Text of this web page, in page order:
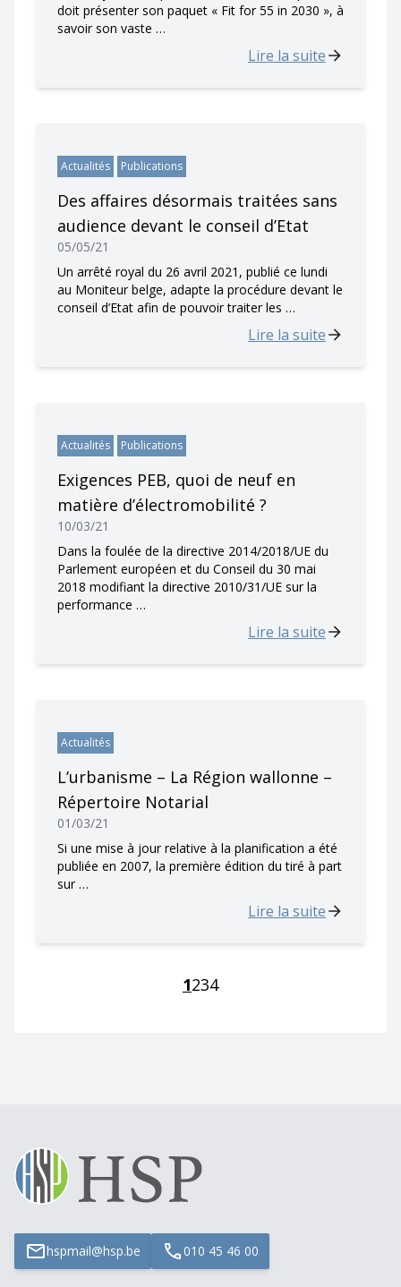
doit présenter son paquet « Fit for 55 in 2030 », à
savoir son vaste …
Lire la suite
Actualités Publications
Des affaires désormais traitées sans
audience devant le conseil d’Etat
05/05/21
Un arrêté royal du 26 avril 2021, publié ce lundi
au Moniteur belge, adapte la procédure devant le
conseil d’Etat afin de pouvoir traiter les …
Lire la suite
Actualités Publications
Exigences PEB, quoi de neuf en
matière d’électromobilité ?
10/03/21
Dans la foulée de la directive 2014/2018/UE du
Parlement européen et du Conseil du 30 mai
2018 modifiant la directive 2010/31/UE sur la
performance …
Lire la suite
Actualités
L’urbanisme – La Région wallonne –
Répertoire Notarial
01/03/21
Si une mise à jour relative à la planification a été
publiée en 2007, la première édition du tiré à part
sur …
Lire la suite
1234
hspmail@hsp.be 010 45 46 00